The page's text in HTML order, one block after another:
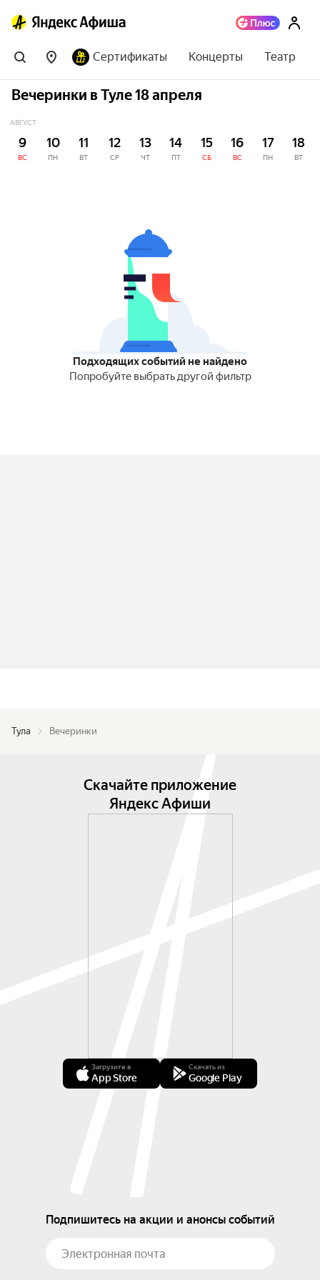
Сертификаты Концерты Театр
Вечеринки в Туле 18 апреля
АВГУСТ
9
ВС
10
ПН
11
ВТ
12
СР
13
ЧТ
14
ПТ
15
СБ
16
ВС
17
ПН
18
ВТ
Подходящих событий не найдено
Попробуйте выбрать другой фильтр
Тула Вечеринки
Скачайте приложение
Яндекс Афиши
Загрузите в
App Store
Скачать из
Google Play
Подпишитесь на акции и анонсы событий